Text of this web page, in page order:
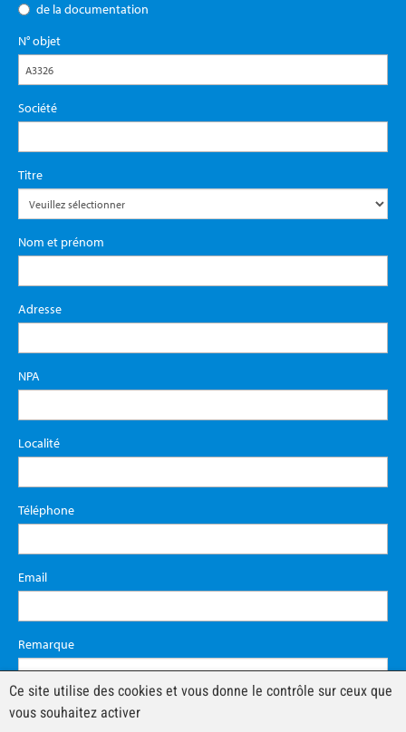
de la documentation
N° objet
Société
Titre
Nom et prénom
Adresse
NPA
Localité
Téléphone
Email
Remarque
Ce site utilise des cookies et vous donne le contrôle sur ceux que
vous souhaitez activer